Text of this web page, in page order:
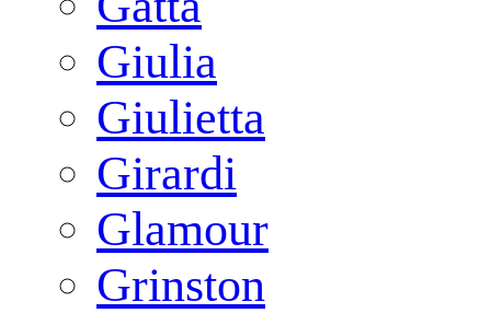
Giulia
Giulietta
Girardi
Glamour
Grinston